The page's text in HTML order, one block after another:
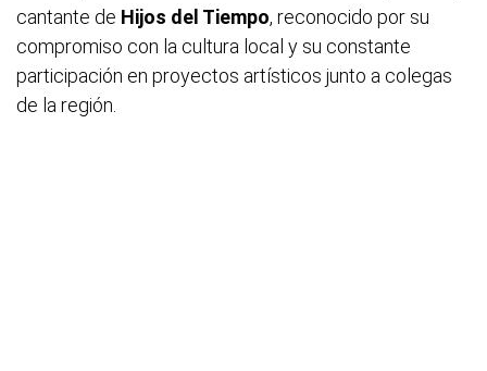
cantante de Hijos del Tiempo, reconocido por su
compromiso con la cultura local y su constante
participación en proyectos artísticos junto a colegas
de la región.